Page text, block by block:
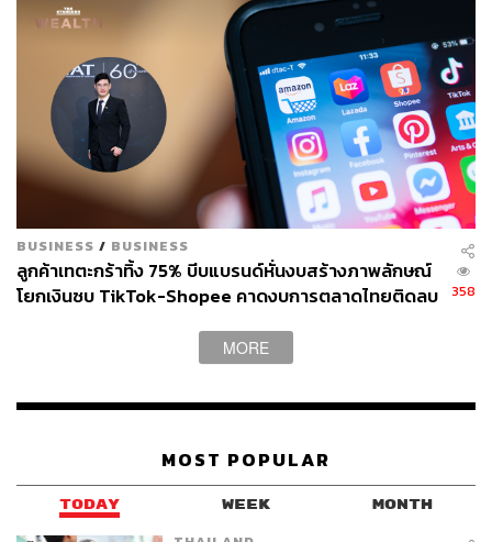
BUSINESS / BUSINESS
ลูกค้าเทตะกร้าทิ้ง 75% บีบแบรนด์หั่นงบสร้างภาพลักษณ์
โยกเงินซบ TikTok-Shopee คาดงบการตลาดไทยติดลบ
358
MORE
MOST POPULAR
TODAY WEEK MONTH